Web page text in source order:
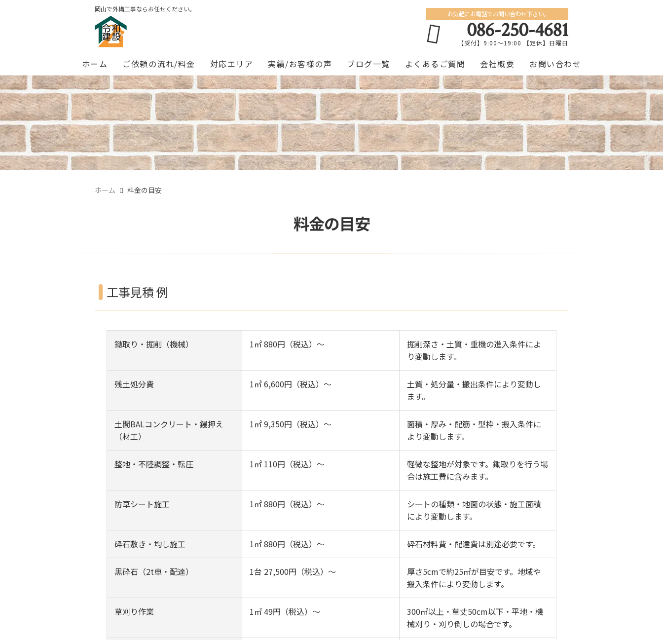
岡山で外構工事ならお任せください。
お気軽にお電話でお問い合わせ下さい。
086-250-4681
【受付】9:00〜19:00 【定休】日曜日
ホーム ご依頼の流れ/料金 対応エリア 実績/お客様の声 ブログ一覧 よくあるご質問 会社概要 お問い合わせ
ホーム 料金の目安
料金の目安
工事見積 例
鋤取り・掘削（機械） 1㎡ 880円（税込）～
掘削深さ・土質・重機の進入条件によ
り変動します。
残土処分費 1㎥ 6,600円（税込）～
土質・処分量・搬出条件により変動し
ます。
土間BALコンクリート・鏝押え
（材工）
1㎡ 9,350円（税込）～
面積・厚み・配筋・型枠・搬入条件に
より変動します。
整地・不陸調整・転圧 1㎡ 110円（税込）～
軽微な整地が対象です。鋤取りを行う場
合は施工費に含みます。
防草シート施工 1㎡ 880円（税込）～
シートの種類・地面の状態・施工面積
により変動します。
砕石敷き・均し施工 1㎡ 880円（税込）～ 砕石材料費・配達費は別途必要です。
黒砕石（2t車・配達） 1台 27,500円（税込）～
厚さ5cmで約25㎡が目安です。地域や
搬入条件により変動します。
草刈り作業 1㎡ 49円（税込）～
300㎡以上・草丈50cm以下・平地・機
械刈り・刈り倒しの場合です。